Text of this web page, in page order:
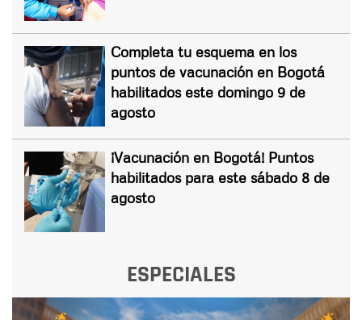
Completa tu esquema en los
puntos de vacunación en Bogotá
habilitados este domingo 9 de
agosto
¡Vacunación en Bogotá! Puntos
habilitados para este sábado 8 de
agosto
ESPECIALES